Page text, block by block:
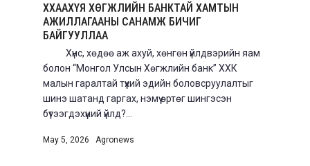
ХХААХҮЯ ХӨГЖЛИЙН БАНКТАЙ ХАМТЫН
АЖИЛЛАГААНЫ САНАМЖ БИЧИГ
БАЙГУУЛЛАА
Хүнс, хөдөө аж ахуй, хөнгөн үйлдвэрийн яам
болон “Монгол Улсын Хөгжлийн банк” ХХК
малын гаралтай түүхий эдийн боловсруулалтыг
шинэ шатанд гаргах, нэмүү өртөг шингэсэн
бүтээгдэхүүний үйлд?...
May 5, 2026 Agronews